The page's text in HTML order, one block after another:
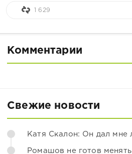
1 629
Комментарии
Свежие новости
Катя Скалон: Он дал мне
Ромашов не готов